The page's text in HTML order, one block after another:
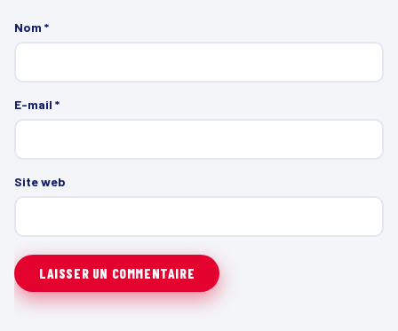
Nom *
E-mail *
Site web